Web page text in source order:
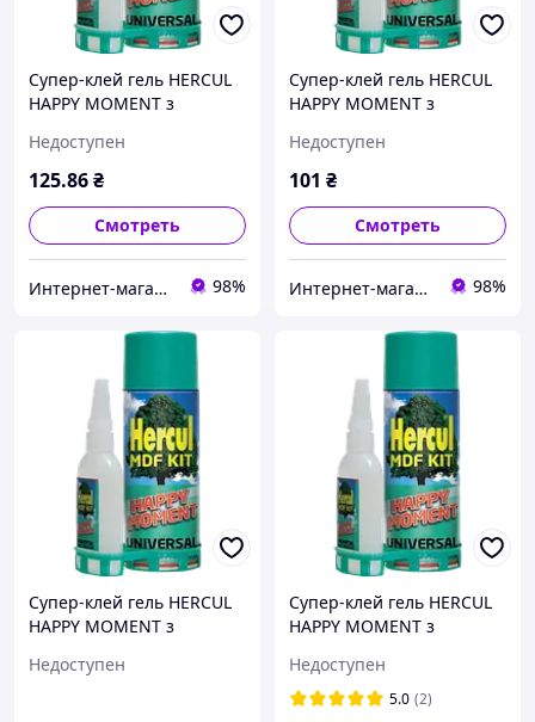
Супер-клей гель HERCUL
HAPPY MOMENT з
(24шт/уп)
Недоступен
125.86₴
Смотреть
Интернет-магазин «АвтоДруг» 98%
Супер-клей гель HERCUL
HAPPY MOMENT з
Недоступен
101 ₴
Смотреть
Интернет-магазин «АвтоДруг» 98%
Супер-клей гель HERCUL
HAPPY MOMENT з
(24шт/уп)
Недоступен
Супер-клей гель HERCUL
HAPPY MOMENT з
(24шт/уп)
Недоступен
5.0 (2)